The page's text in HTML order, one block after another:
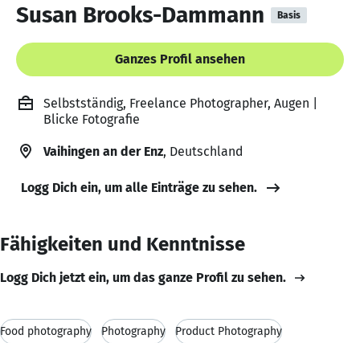
Susan Brooks-Dammann Basis
Ganzes Profil ansehen
Selbstständig, Freelance Photographer, Augen |
Blicke Fotografie
Vaihingen an der Enz, Deutschland
Logg Dich ein, um alle Einträge zu sehen.
Fähigkeiten und Kenntnisse
Logg Dich jetzt ein, um das ganze Profil zu sehen.
Food photography Photography Product Photography